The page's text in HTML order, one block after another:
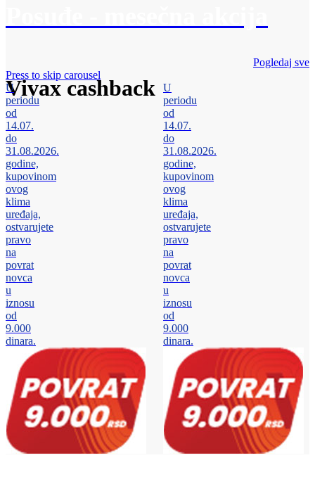
Vivax cashback
Pogledaj sve
Press to skip carousel
U
periodu
od
14.07.
do
31.08.2026.
godine,
kupovinom
ovog
klima
uređaja,
ostvarujete
pravo
na
povrat
novca
u
iznosu
od
9.000
dinara.
U
periodu
od
14.07.
do
31.08.2026.
godine,
kupovinom
ovog
klima
uređaja,
ostvarujete
pravo
na
povrat
novca
u
iznosu
od
9.000
dinara.